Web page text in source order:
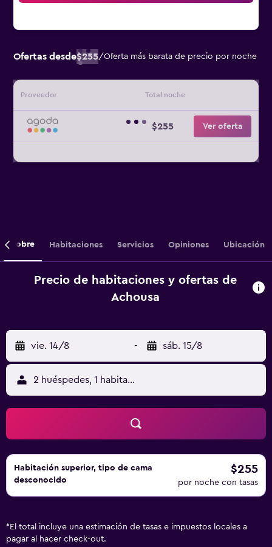
Ofertas desde$255/Oferta más barata de precio por noche
Proveedor Total noche
$255 Ver oferta
Sobre Habitaciones Servicios Opiniones Ubicación
Precio de habitaciones y ofertas de
Achousa
vie. 14/8 - sáb. 15/8
2 huéspedes, 1 habitación
Habitación superior, tipo de cama
desconocido
$255
por noche con tasas
* El total incluye una estimación de tasas e impuestos locales a
pagar al hacer check-out.